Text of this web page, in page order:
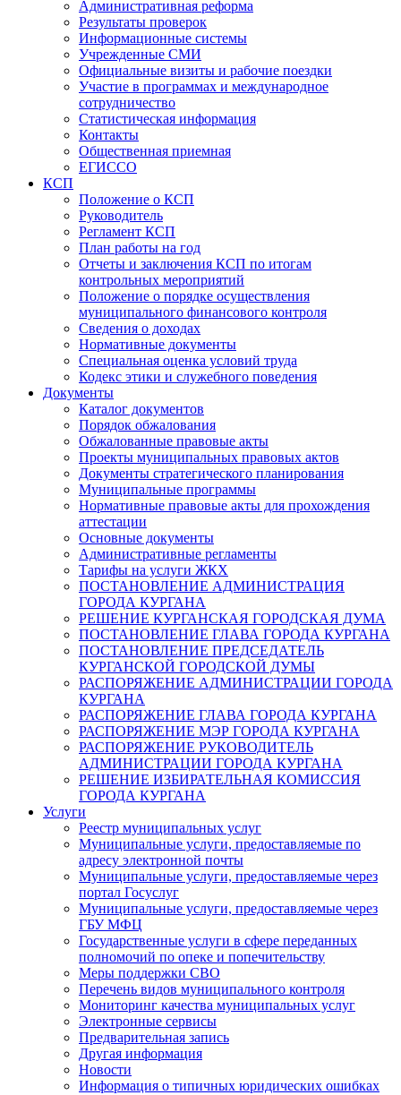
Административная реформа
Результаты проверок
Информационные системы
Учрежденные СМИ
Официальные визиты и рабочие поездки
Участие в программах и международное
сотрудничество
Статистическая информация
Контакты
Общественная приемная
ЕГИССО
КСП
Положение о КСП
Руководитель
Регламент КСП
План работы на год
Отчеты и заключения КСП по итогам
контрольных мероприятий
Положение о порядке осуществления
муниципального финансового контроля
Сведения о доходах
Нормативные документы
Специальная оценка условий труда
Кодекс этики и служебного поведения
Документы
Каталог документов
Порядок обжалования
Обжалованные правовые акты
Проекты муниципальных правовых актов
Документы стратегического планирования
Муниципальные программы
Нормативные правовые акты для прохождения
аттестации
Основные документы
Административные регламенты
Тарифы на услуги ЖКХ
ПОСТАНОВЛЕНИЕ АДМИНИСТРАЦИЯ
ГОРОДА КУРГАНА
РЕШЕНИЕ КУРГАНСКАЯ ГОРОДСКАЯ ДУМА
ПОСТАНОВЛЕНИЕ ГЛАВА ГОРОДА КУРГАНА
ПОСТАНОВЛЕНИЕ ПРЕДСЕДАТЕЛЬ
КУРГАНСКОЙ ГОРОДСКОЙ ДУМЫ
РАСПОРЯЖЕНИЕ АДМИНИСТРАЦИИ ГОРОДА
КУРГАНА
РАСПОРЯЖЕНИЕ ГЛАВА ГОРОДА КУРГАНА
РАСПОРЯЖЕНИЕ МЭР ГОРОДА КУРГАНА
РАСПОРЯЖЕНИЕ РУКОВОДИТЕЛЬ
АДМИНИСТРАЦИИ ГОРОДА КУРГАНА
РЕШЕНИЕ ИЗБИРАТЕЛЬНАЯ КОМИССИЯ
ГОРОДА КУРГАНА
Услуги
Реестр муниципальных услуг
Муниципальные услуги, предоставляемые по
адресу электронной почты
Муниципальные услуги, предоставляемые через
портал Госуслуг
Муниципальные услуги, предоставляемые через
ГБУ МФЦ
Государственные услуги в сфере переданных
полномочий по опеке и попечительству
Меры поддержки СВО
Перечень видов муниципального контроля
Мониторинг качества муниципальных услуг
Электронные сервисы
Предварительная запись
Другая информация
Новости
Информация о типичных юридических ошибках